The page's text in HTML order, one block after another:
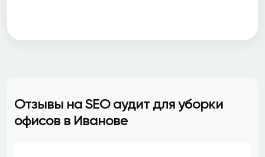
Отзывы на SEO аудит для уборки
офисов в Иванове